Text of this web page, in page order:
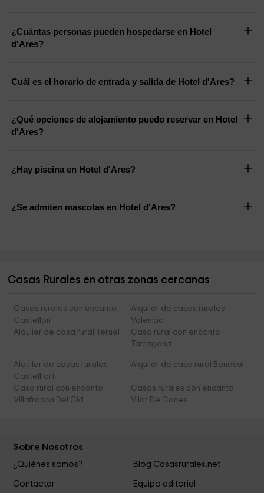
¿Cuántas personas pueden hospedarse en Hotel
d'Ares?
Cuál es el horario de entrada y salida de Hotel d'Ares?
¿Qué opciones de alojamiento puedo reservar en Hotel
d'Ares?
¿Hay piscina en Hotel d'Ares?
¿Se admiten mascotas en Hotel d'Ares?
Casas Rurales en otras zonas cercanas
Casas rurales con encanto
Castellón
Alquiler de casas rurales
Valencia
Alquiler de casa rural Teruel
Casa rural con encanto
Tarragona
Alquiler de casas rurales
Castellfort
Alquiler de casa rural Benasal
Casa rural con encanto
Villafranca Del Cid
Casas rurales con encanto
Vilar De Canes
Sobre Nosotros
¿Quiénes somos? Blog Casasrurales.net
Contactar Equipo editorial